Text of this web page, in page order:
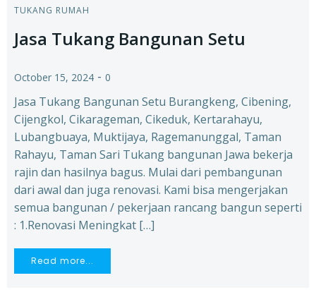
TUKANG RUMAH
Jasa Tukang Bangunan Setu
October 15, 2024 - 0
Jasa Tukang Bangunan Setu Burangkeng, Cibening,
Cijengkol, Cikarageman, Cikeduk, Kertarahayu,
Lubangbuaya, Muktijaya, Ragemanunggal, Taman
Rahayu, Taman Sari Tukang bangunan Jawa bekerja
rajin dan hasilnya bagus. Mulai dari pembangunan
dari awal dan juga renovasi. Kami bisa mengerjakan
semua bangunan / pekerjaan rancang bangun seperti
: 1.Renovasi Meningkat […]
Read more...